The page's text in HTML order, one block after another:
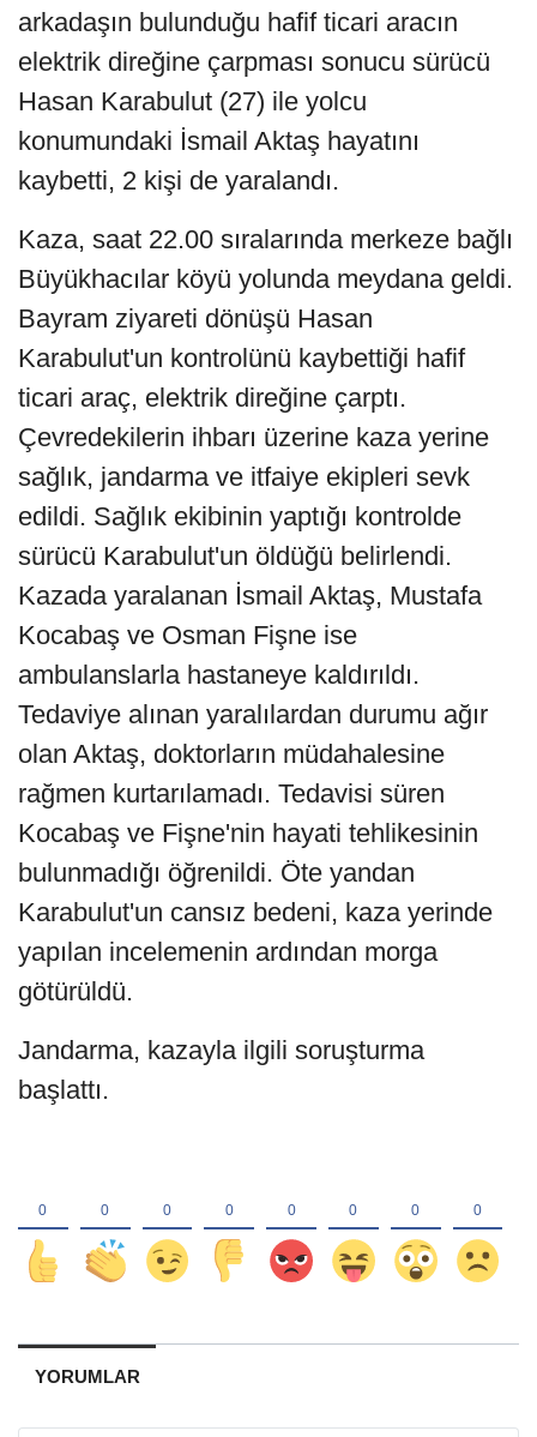
arkadaşın bulunduğu hafif ticari aracın
elektrik direğine çarpması sonucu sürücü
Hasan Karabulut (27) ile yolcu
konumundaki İsmail Aktaş hayatını
kaybetti, 2 kişi de yaralandı.
Kaza, saat 22.00 sıralarında merkeze bağlı
Büyükhacılar köyü yolunda meydana geldi.
Bayram ziyareti dönüşü Hasan
Karabulut'un kontrolünü kaybettiği hafif
ticari araç, elektrik direğine çarptı.
Çevredekilerin ihbarı üzerine kaza yerine
sağlık, jandarma ve itfaiye ekipleri sevk
edildi. Sağlık ekibinin yaptığı kontrolde
sürücü Karabulut'un öldüğü belirlendi.
Kazada yaralanan İsmail Aktaş, Mustafa
Kocabaş ve Osman Fişne ise
ambulanslarla hastaneye kaldırıldı.
Tedaviye alınan yaralılardan durumu ağır
olan Aktaş, doktorların müdahalesine
rağmen kurtarılamadı. Tedavisi süren
Kocabaş ve Fişne'nin hayati tehlikesinin
bulunmadığı öğrenildi. Öte yandan
Karabulut'un cansız bedeni, kaza yerinde
yapılan incelemenin ardından morga
götürüldü.
Jandarma, kazayla ilgili soruşturma
başlattı.
YORUMLAR